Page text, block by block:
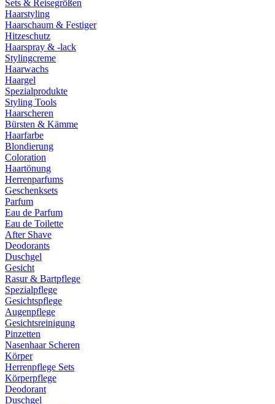
Sets & Reisegrößen
Haarstyling
Haarschaum & Festiger
Hitzeschutz
Haarspray & -lack
Stylingcreme
Haarwachs
Haargel
Spezialprodukte
Styling Tools
Haarscheren
Bürsten & Kämme
Haarfarbe
Blondierung
Coloration
Haartönung
Herrenparfums
Geschenksets
Parfum
Eau de Parfum
Eau de Toilette
After Shave
Deodorants
Duschgel
Gesicht
Rasur & Bartpflege
Spezialpflege
Gesichtspflege
Augenpflege
Gesichtsreinigung
Pinzetten
Nasenhaar Scheren
Körper
Herrenpflege Sets
Körperpflege
Deodorant
Duschgel